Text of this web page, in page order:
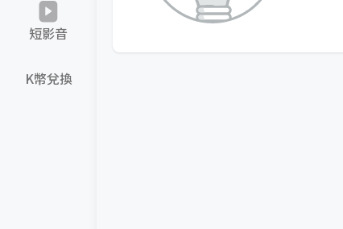
短影音
K幣兌換